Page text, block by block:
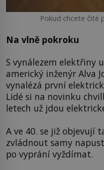
Pokud chcete čité
Na vlně pokroku
S vynálezem elektřiny
americký inženýr Alva
vynalézá první
Lidé si na novinku
letech už jdou
A ve 40. se již objevují
zvládnout samy
po vyprání vyždímat.